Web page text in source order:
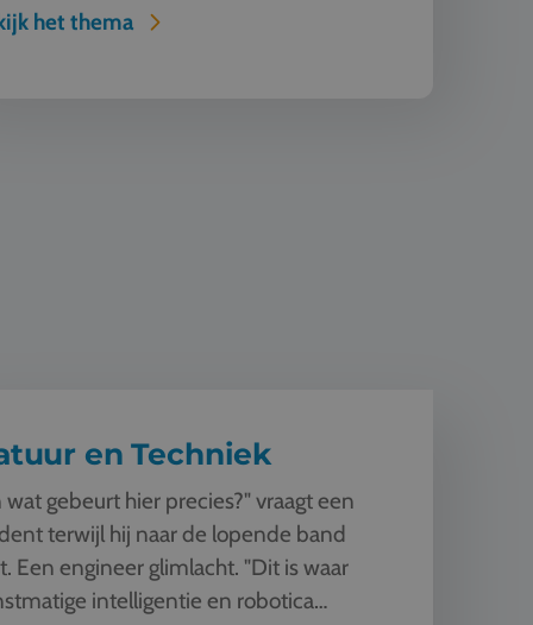
het thema
en Techniek
wat gebeurt hier precies?" vraagt een
terwijl hij naar de lopende band
Een engineer glimlacht. "Dit is waar
intelligentie en robotica